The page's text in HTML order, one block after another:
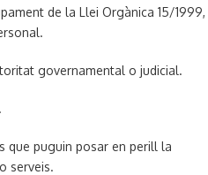
de la Llei Orgànica 15/1999,
governamental o judicial.
que puguin posar en perill la
serveis.